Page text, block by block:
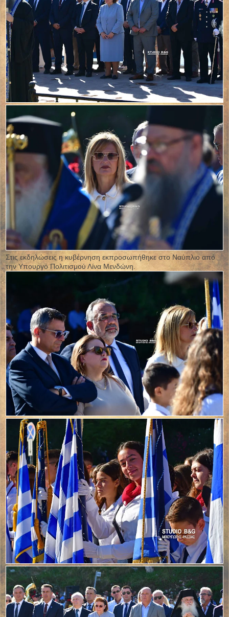
Στις εκδηλώσεις η κυβέρνηση εκπροσωπήθηκε στο Ναύπλιο από
την Υπουργό Πολιτισμού Λίνα Μενδώνη.